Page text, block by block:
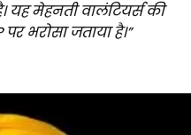
यह मेहनती वालंटियर्स की
पर भरोसा जताया है।”